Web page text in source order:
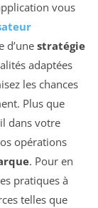
vous
d’une stratégie
adaptées
les chances
Plus que
dans votre
opérations
. Pour en
pratiques à
telles que